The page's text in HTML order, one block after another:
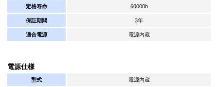
定格寿命 60000h
保証期間 3年
適合電源 電源内蔵
電源仕様
型式 電源内蔵